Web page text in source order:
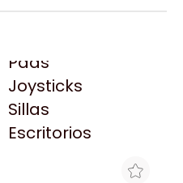
Pads
Joysticks
Sillas
Escritorios